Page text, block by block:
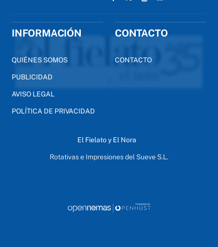
INFORMACIÓN
QUIÉNES SOMOS
PUBLICIDAD
AVISO LEGAL
POLÍTICA DE PRIVACIDAD
CONTACTO
CONTACTO
El Fielato y El Nora
Rotativas e Impresiones del Sueve S.L.